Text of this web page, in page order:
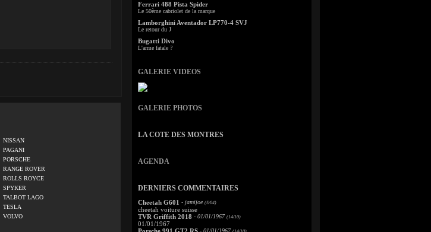
NISSAN
PAGANI
PORSCHE
RANGE ROVER
ROLLS ROYCE
SPYKER
TALBOT LAGO
TESLA
VOLVO
Ferrari 488 Pista Spider
Le 50ème cabriolet de la marque
Lamborghini Aventador LP770-4 SVJ
Le retour du J
Bugatti Divo
L'arme fatale ?
GALERIE VIDEOS
GALERIE PHOTOS
LA COTE DES MONTRES
AGENDA
DERNIERS COMMENTAIRES
Cheetah G601 - jamijoe (5/04)
cheetah voiture suisse
TVR Griffith 2018 - 01/01/1967 (14/10)
01/01/1967
- 01/01/1967